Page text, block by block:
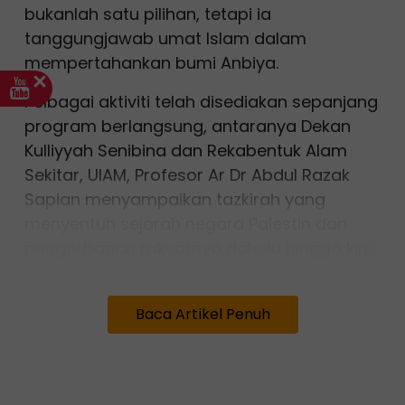
bukanlah satu pilihan, tetapi ia
tanggungjawab umat Islam dalam
mempertahankan bumi Anbiya.
Pelbagai aktiviti telah disediakan sepanjang
program berlangsung, antaranya Dekan
Kulliyyah Senibina dan Rekabentuk Alam
Sekitar, UIAM, Profesor Ar Dr Abdul Razak
Sapian menyampaikan tazkirah yang
Baca Artikel Penuh